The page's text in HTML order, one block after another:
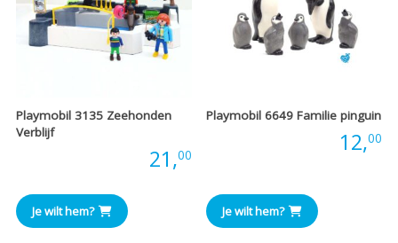
Playmobil 3135 Zeehonden
Verblijf
21,00
Je wilt hem?
Playmobil 6649 Familie pinguin
12,00
Je wilt hem?